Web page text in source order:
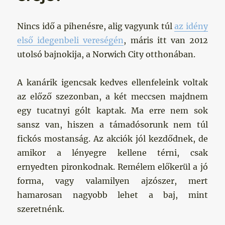
Nincs idő a pihenésre, alig vagyunk túlaz idény
első idegenbeli vereségén, máris itt van 2012
utolsó bajnokija, a Norwich City otthonában.
A kanárik igencsak kedves ellenfeleink voltak
az előző szezonban, a két meccsen majdnem
egy tucatnyi gólt kaptak. Ma erre nem sok
sansz van, hiszen a támadósorunk nem túl
fickós mostanság. Az akciók jól kezdődnek, de
amikor a lényegre kellene térni, csak
ernyedten pironkodnak. Remélem előkerül a jó
forma, vagy valamilyen ajzószer, mert
hamarosan nagyobb lehet a baj, mint
szeretnénk.